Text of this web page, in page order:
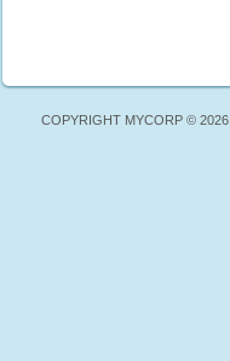
COPYRIGHT MYCORP © 2026